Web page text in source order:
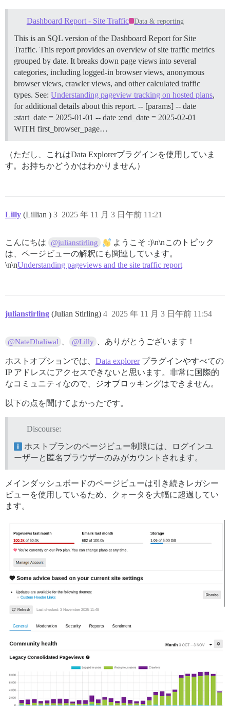
Dashboard Report - Site Traffic Data & reporting
This is an SQL version of the Dashboard Report for Site
Traffic. This report provides an overview of site traffic metrics
grouped by date. It breaks down page views into several
categories, including logged-in browser views, anonymous
browser views, crawler views, and other calculated traffic
types. See: Understanding pageview tracking on hosted plans,
for additional details about this report. -- [params] -- date
:start_date = 2025-01-01 -- date :end_date = 2025-02-01
WITH first_browser_page…
（ただし、これはData Explorerプラグインを使用していま
す。お持ちかどうかはわかりません）
Lilly (Lillian ) 2025 年 11 月 3 日午前 11:21
3
こんにちは @julianstirling
ようこそ :)\n\nこのトピック
は、ページビューの解釈にも関連しています。
\n\nUnderstanding pageviews and the site traffic report
julianstirling (Julian Stirling) 2025 年 11 月 3 日午前 11:54
4
@NateDhaliwal @Lilly 、ありがとうございます！
ホストオプションでは、 Data explorerプラグインやすべての
IP アドレスにアクセスできないと思います。非常に国際的
なコミュニティなので、ジオブロッキングはできません。
以下の点を聞けてよかったです。
Discourse:
ホストプランのページビュー制限には、ログインユ
ーザーと匿名ブラウザーのみがカウントされます。
メインダッシュボードのページビューは引き続きレガシー
ビューを使用しているため、クォータを大幅に超過してい
ます。